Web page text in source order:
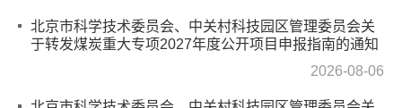
北京市科学技术委员会、中关村科技园区管理委员会关
于转发煤炭重大专项2027年度公开项目申报指南的通知
2026-08-06